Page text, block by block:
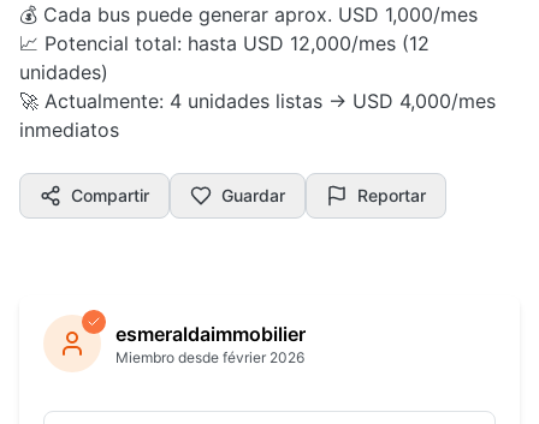
💰 Cada bus puede generar aprox. USD 1,000/mes
📈 Potencial total: hasta USD 12,000/mes (12
unidades)
🚀 Actualmente: 4 unidades listas → USD 4,000/mes
inmediatos
Compartir Guardar Reportar
esmeraldaimmobilier
Miembro desde février 2026